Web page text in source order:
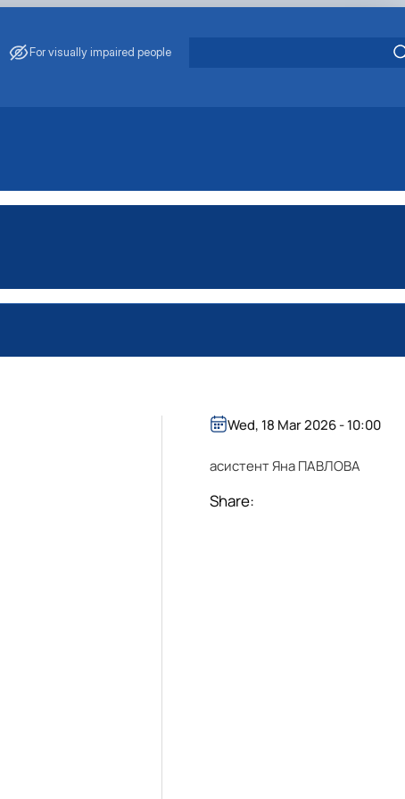
For visually impaired people
яка проводиться каф…
кафедрою
дистанційно
Wed, 18 Mar 2026 - 10:00
асистент Яна ПАВЛОВА
Share: